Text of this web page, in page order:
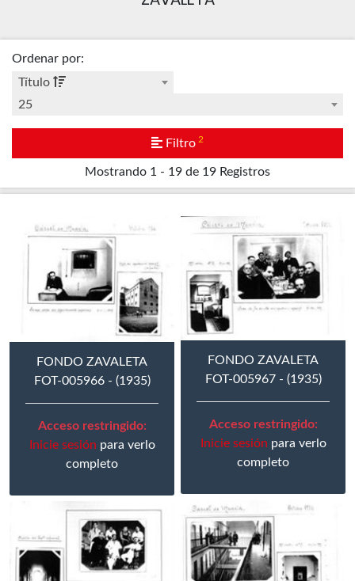
Mostrando 1 - 19 de 19 Registros
Ordenar por:
Título
25
Filtro 2
FONDO ZAVALETA
FOT-005966 - (1935)
Acceso restringido:
Inicie sesión para verlo
completo
FONDO ZAVALETA
FOT-005967 - (1935)
Acceso restringido:
Inicie sesión para verlo
completo